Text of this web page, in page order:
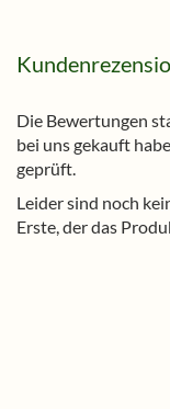
Die Bewertungen
bei uns gekauft
geprüft.
Leider sind noch
Erste, der das